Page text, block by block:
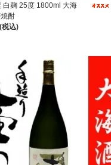
白麹 25度 1800ml 大海
酎
税込)